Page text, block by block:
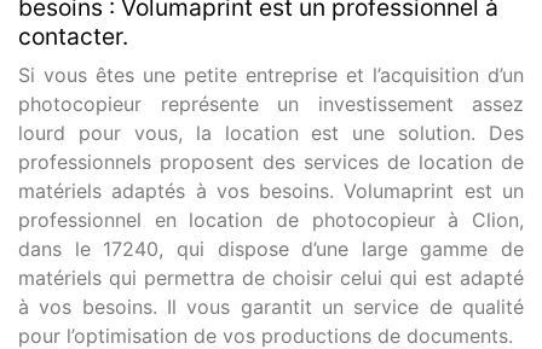
besoins : Volumaprint est un professionnel à
contacter.
Si vous êtes une petite entreprise et l’acquisition d’un
photocopieur représente un investissement assez
lourd pour vous, la location est une solution. Des
professionnels proposent des services de location de
matériels adaptés à vos besoins. Volumaprint est un
professionnel en location de photocopieur à Clion,
dans le 17240, qui dispose d’une large gamme de
matériels qui permettra de choisir celui qui est adapté
à vos besoins. Il vous garantit un service de qualité
pour l’optimisation de vos productions de documents.